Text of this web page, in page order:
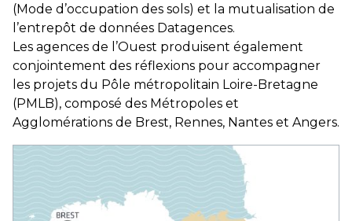
(Mode d’occupation des sols) et la mutualisation de
l’entrepôt de données Datagences.
Les agences de l’Ouest produisent également
conjointement des réflexions pour accompagner
les projets du Pôle métropolitain Loire-Bretagne
(PMLB), composé des Métropoles et
Agglomérations de Brest, Rennes, Nantes et Angers.